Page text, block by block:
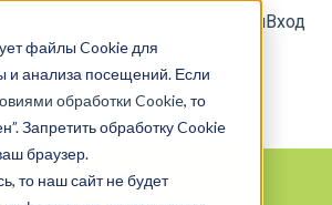
файлы Cookie для
и анализа посещений. Если
обработки Cookie, то
Запретить обработку Cookie
браузер.
то наш сайт не будет
Клиентский порталВход